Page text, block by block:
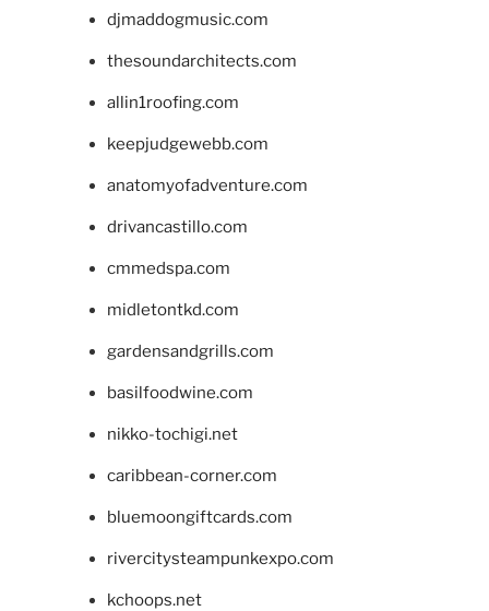
djmaddogmusic.com
thesoundarchitects.com
allin1roofing.com
keepjudgewebb.com
anatomyofadventure.com
drivancastillo.com
cmmedspa.com
midletontkd.com
gardensandgrills.com
basilfoodwine.com
nikko-tochigi.net
caribbean-corner.com
bluemoongiftcards.com
rivercitysteampunkexpo.com
kchoops.net